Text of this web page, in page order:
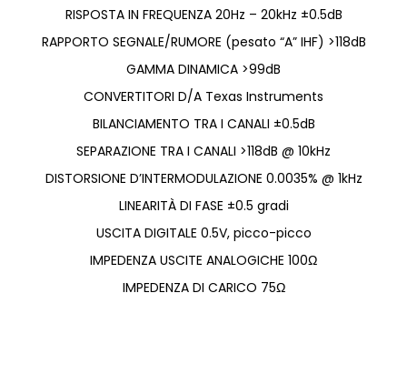
RISPOSTA IN FREQUENZA 20Hz – 20kHz ±0.5dB
RAPPORTO SEGNALE/RUMORE (pesato “A” IHF) >118dB
GAMMA DINAMICA >99dB
CONVERTITORI D/A Texas Instruments
BILANCIAMENTO TRA I CANALI ±0.5dB
SEPARAZIONE TRA I CANALI >118dB @ 10kHz
DISTORSIONE D’INTERMODULAZIONE 0.0035% @ 1kHz
LINEARITÀ DI FASE ±0.5 gradi
USCITA DIGITALE 0.5V, picco-picco
IMPEDENZA USCITE ANALOGICHE 100Ω
IMPEDENZA DI CARICO 75Ω